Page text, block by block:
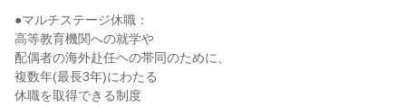
●マルチステージ休職：
高等教育機関への就学や
配偶者の海外赴任ヘの帯同のために、
複数年(最長3年)にわたる
休職を取得できる制度